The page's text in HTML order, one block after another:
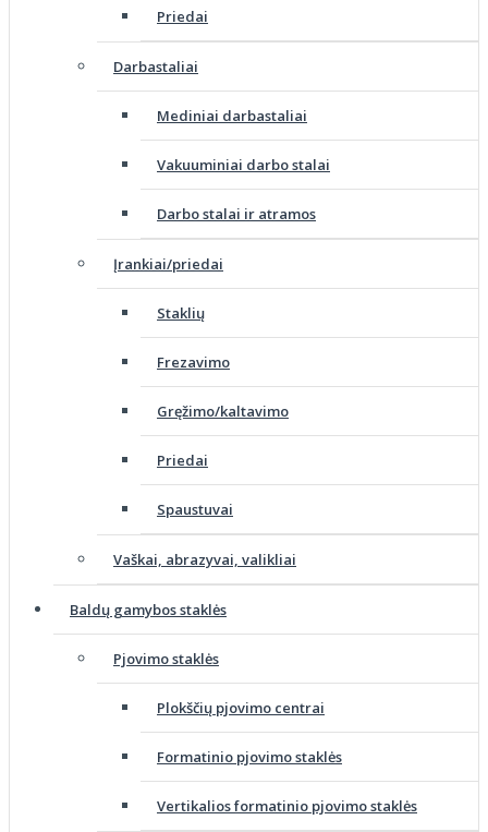
Priedai
Darbastaliai
Mediniai darbastaliai
Vakuuminiai darbo stalai
Darbo stalai ir atramos
Įrankiai/priedai
Staklių
Frezavimo
Gręžimo/kaltavimo
Priedai
Spaustuvai
Vaškai, abrazyvai, valikliai
Baldų gamybos staklės
Pjovimo staklės
Plokščių pjovimo centrai
Formatinio pjovimo staklės
Vertikalios formatinio pjovimo staklės